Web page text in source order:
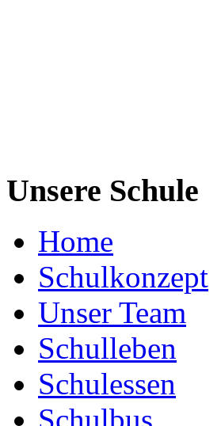
Unsere Schule
Home
Schulkonzept
Unser Team
Schulleben
Schulessen